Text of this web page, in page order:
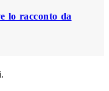
lo racconto da